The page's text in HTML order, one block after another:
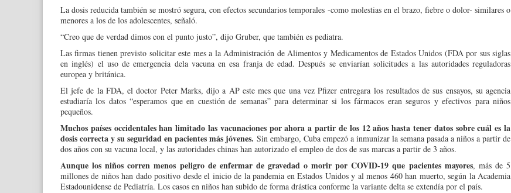
La dosis reducida también se mostró segura, con efectos secundarios temporales -como molestias en el brazo, fiebre o dolor- similares o
menores a los de los adolescentes, señaló.
“Creo que de verdad dimos con el punto justo”, dijo Gruber, que también es pediatra.
Las firmas tienen previsto solicitar este mes a la Administración de Alimentos y Medicamentos de Estados Unidos (FDA por sus siglas
en inglés) el uso de emergencia dela vacuna en esa franja de edad. Después se enviarían solicitudes a las autoridades reguladoras
europea y británica.
El jefe de la FDA, el doctor Peter Marks, dijo a AP este mes que una vez Pfizer entregara los resultados de sus ensayos, su agencia
estudiaría los datos “esperamos que en cuestión de semanas” para determinar si los fármacos eran seguros y efectivos para niños
pequeños.
Muchos países occidentales han limitado las vacunaciones por ahora a partir de los 12 años hasta tener datos sobre cuál es la
dosis correcta y su seguridad en pacientes más jóvenes. Sin embargo, Cuba empezó a inmunizar la semana pasada a niños a partir de
dos años con su vacuna local, y las autoridades chinas han autorizado el empleo de dos de sus marcas a partir de 3 años.
Aunque los niños corren menos peligro de enfermar de gravedad o morir por COVID-19 que pacientes mayores, más de 5
millones de niños han dado positivo desde el inicio de la pandemia en Estados Unidos y al menos 460 han muerto, según la Academia
Estadounidense de Pediatría. Los casos en niños han subido de forma drástica conforme la variante delta se extendía por el país.